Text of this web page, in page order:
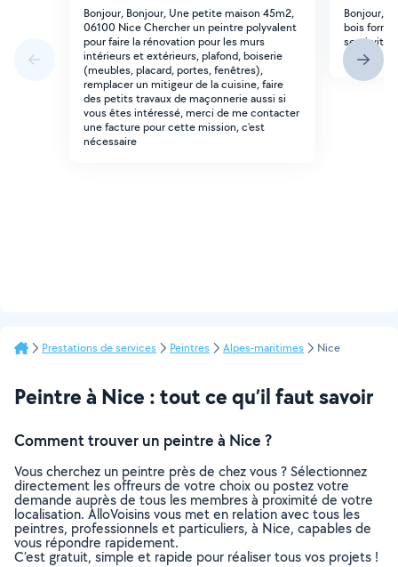
Bonjour, Bonjour, Une petite maison 45m2,
06100 Nice Chercher un peintre polyvalent
pour faire la rénovation pour les murs
intérieurs et extérieurs, plafond, boiserie
(meubles, placard, portes, fenêtres),
remplacer un mitigeur de la cuisine, faire
des petits travaux de maçonnerie aussi si
vous êtes intéressé, merci de me contacter
une facture pour cette mission, c'est
nécessaire
Bonjour, 5
bois
semi-
merci!
Prestations de services Peintres Alpes-maritimes Nice
Peintre à Nice : tout ce qu’il faut savoir
Comment trouver un peintre à Nice ?
Vous cherchez un peintre près de chez vous ? Sélectionnez
directement les offreurs de votre choix ou postez votre
demande auprès de tous les membres à proximité de votre
localisation. AlloVoisins vous met en relation avec tous les
peintres, professionnels et particuliers, à Nice, capables de
vous répondre rapidement.
C’est gratuit, simple et rapide pour réaliser tous vos projets !